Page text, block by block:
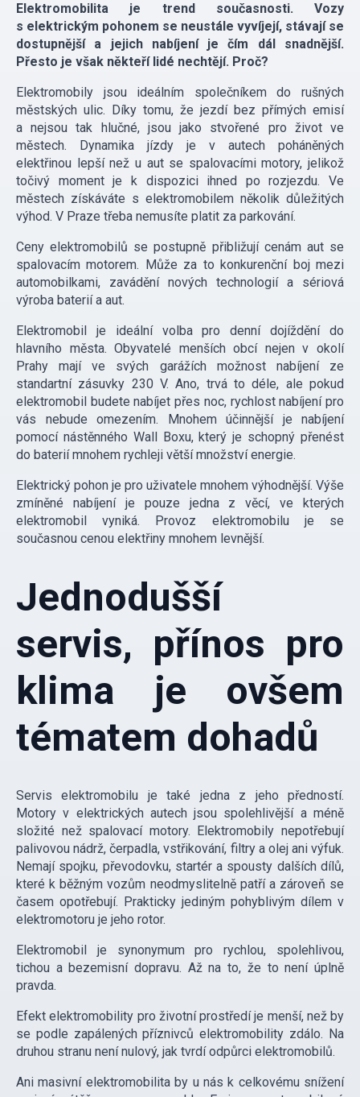
Elektromobilita je trend současnosti. Vozy
s elektrickým pohonem se neustále vyvíjejí, stávají se
dostupnější a jejich nabíjení je čím dál snadnější.
Přesto je však někteří lidé nechtějí. Proč?
Elektromobily jsou ideálním společníkem do rušných
městských ulic. Díky tomu, že jezdí bez přímých emisí
a nejsou tak hlučné, jsou jako stvořené pro život ve
městech. Dynamika jízdy je v autech poháněných
elektřinou lepší než u aut se spalovacími motory, jelikož
točivý moment je k dispozici ihned po rozjezdu. Ve
městech získáváte s elektromobilem několik důležitých
výhod. V Praze třeba nemusíte platit za parkování.
Ceny elektromobilů se postupně přibližují cenám aut se
spalovacím motorem. Může za to konkurenční boj mezi
automobilkami, zavádění nových technologií a sériová
výroba baterií a aut.
Elektromobil je ideální volba pro denní dojíždění do
hlavního města. Obyvatelé menších obcí nejen v okolí
Prahy mají ve svých garážích možnost nabíjení ze
standartní zásuvky 230 V. Ano, trvá to déle, ale pokud
elektromobil budete nabíjet přes noc, rychlost nabíjení pro
vás nebude omezením. Mnohem účinnější je nabíjení
pomocí nástěnného Wall Boxu, který je schopný přenést
do baterií mnohem rychleji větší množství energie.
Elektrický pohon je pro uživatele mnohem výhodnější. Výše
zmíněné nabíjení je pouze jedna z věcí, ve kterých
elektromobil vyniká. Provoz elektromobilu je se
současnou cenou elektřiny mnohem levnější.
Jednodušší
servis, přínos pro
klima je ovšem
tématem dohadů
Servis elektromobilu je také jedna z jeho předností.
Motory v elektrických autech jsou spolehlivější a méně
složité než spalovací motory. Elektromobily nepotřebují
palivovou nádrž, čerpadla, vstřikování, filtry a olej ani výfuk.
Nemají spojku, převodovku, startér a spousty dalších dílů,
které k běžným vozům neodmyslitelně patří a zároveň se
časem opotřebují. Prakticky jediným pohyblivým dílem v
elektromotoru je jeho rotor.
Elektromobil je synonymum pro rychlou, spolehlivou,
tichou a bezemisní dopravu. Až na to, že to není úplně
pravda.
Efekt elektromobility pro životní prostředí je menší, než by
se podle zapálených příznivců elektromobility zdálo. Na
druhou stranu není nulový, jak tvrdí odpůrci elektromobilů.
Ani masivní elektromobilita by u nás k celkovému snížení